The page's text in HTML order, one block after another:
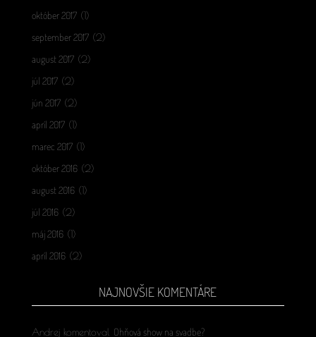
október 2017(1)
september 2017(2)
august 2017(2)
júl 2017(2)
jún 2017(2)
apríl 2017(1)
marec 2017(1)
október 2016(2)
august 2016(1)
júl 2016(2)
máj 2016(1)
apríl 2016(2)
NAJNOVŠIE KOMENTÁRE
Andrejkomentoval Ohňová show na svadbe?